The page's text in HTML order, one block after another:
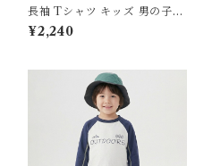
長袖 Tシャツ キッズ 男の子
綿100% ワンちゃん プリント
ロンT 春 秋 トップス 子供服
ゴ おしゃれ カジュアル ジュニ
¥2,240